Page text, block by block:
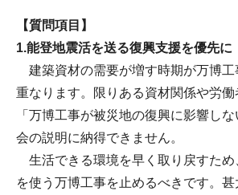
【質問項目】
1.能登地震活を送る復興支援を優先に
建築資材の需要が増す時期が万博工
重なります。限りある資材関係や労
「万博工事が被災地の復興に影響し
会の説明に納得できません。
生活できる環境を早く取り戻すため
を使う万博工事を止めるべきです。